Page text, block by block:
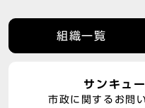
組織一覧
サンキュ
市政に関するお問